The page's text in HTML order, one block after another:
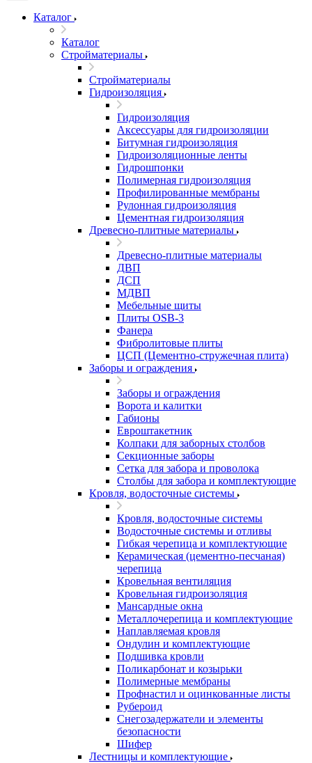
Каталог
Каталог
Стройматериалы
Стройматериалы
Гидроизоляция
Гидроизоляция
Аксессуары для гидроизоляции
Битумная гидроизоляция
Гидроизоляционные ленты
Гидрошпонки
Полимерная гидроизоляция
Профилированные мембраны
Рулонная гидроизоляция
Цементная гидроизоляция
Древесно-плитные материалы
Древесно-плитные материалы
ДВП
ДСП
МДВП
Мебельные щиты
Плиты OSB-3
Фанера
Фибролитовые плиты
ЦСП (Цементно-стружечная плита)
Заборы и ограждения
Заборы и ограждения
Ворота и калитки
Габионы
Евроштакетник
Колпаки для заборных столбов
Секционные заборы
Сетка для забора и проволока
Столбы для забора и комплектующие
Кровля, водосточные системы
Кровля, водосточные системы
Водосточные системы и отливы
Гибкая черепица и комплектующие
Керамическая (цементно-песчаная)
черепица
Кровельная вентиляция
Кровельная гидроизоляция
Мансардные окна
Металлочерепица и комплектующие
Наплавляемая кровля
Ондулин и комплектующие
Подшивка кровли
Поликарбонат и козырьки
Полимерные мембраны
Профнастил и оцинкованные листы
Рубероид
Снегозадержатели и элементы
безопасности
Шифер
Лестницы и комплектующие